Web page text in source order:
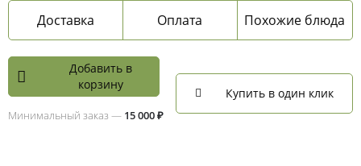
Доставка Оплата Похожие блюда
Добавить в
корзину
Минимальный заказ — 15 000 ₽
Купить в один клик